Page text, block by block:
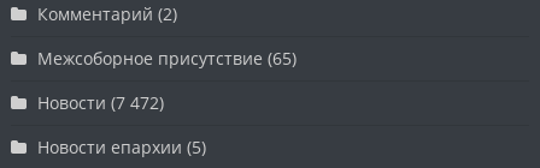
Комментарий (2)
Межсоборное присутствие (65)
Новости (7 472)
Новости епархии (5)